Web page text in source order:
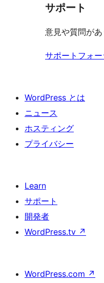
ュ
ビ
ー
レ
ュ
ー
サポート
意見や質問が
サポートフォ
WordPress とは
ニュース
ホスティング
プライバシー
Learn
サポート
開発者
WordPress.tv ↗
WordPress.com ↗